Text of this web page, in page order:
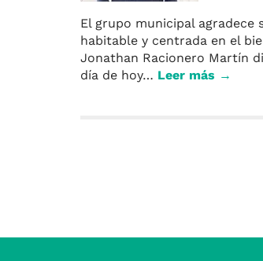
El grupo municipal agradece
habitable y centrada en el
Jonathan Racionero Martín
día de hoy… Leer más →